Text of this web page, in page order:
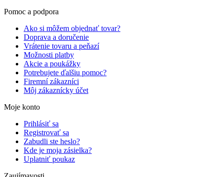
Pomoc a podpora
Ako si môžem objednať tovar?
Doprava a doručenie
Vrátenie tovaru a peňazí
Možnosti platby
Akcie a poukážky
Potrebujete ďalšiu pomoc?
Firemní zákazníci
Môj zákaznícky účet
Moje konto
Prihlásiť sa
Registrovať sa
Zabudli ste heslo?
Kde je moja zásielka?
Uplatniť poukaz